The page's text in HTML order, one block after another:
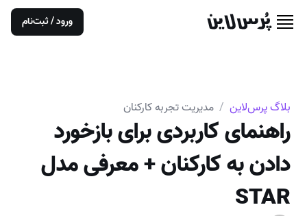
ورود / ثبت‌نام
بلاگ پرس‌لاین / مدیریت تجربه کارکنان
راهنمای کاربردی برای بازخورد
دادن به کارکنان + معرفی مدل
STAR